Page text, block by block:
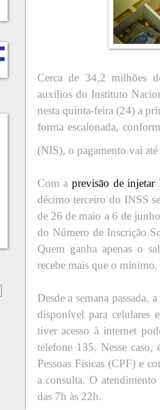
Cerca de 34,2 milhões
auxílios do Instituto
nesta quinta-feira (24) a
forma escalonada,
(NIS), o pagamento vai
Com a previsão de
décimo terceiro do INSS
de 26 de maio a 6 de
do Número de Inscrição
Quem ganha apenas o
recebe mais que o mínimo.
Desde a semana
disponível para celulares
tiver acesso à internet
telefone 135. Nesse
Pessoas Físicas (CPF) e
a consulta. O
das 7h às 22h.